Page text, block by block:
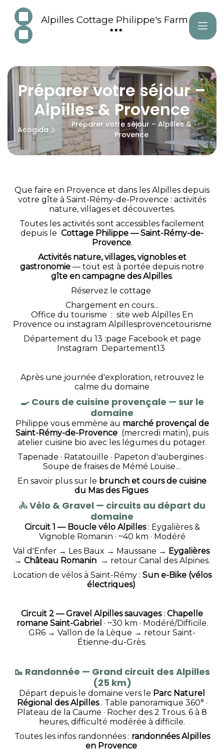
Alpilles Cottage Philippe's Farm
Préparer votre séjour –
Alpilles & Provence
Acogida
Préparer votre séjour – Alpilles &
Provence
Que faire en Provence et dans les Alpilles depuis
votre gîte à Saint-Rémy-de-Provence : activités
nature, villages et découvertes.
Toutes les activités sont accessibles facilement
depuis le Cottage Philippe — Saint-Rémy-de-
Provence.
Activités nature, villages, vignobles et
gastronomie — tout est à portée depuis notre
gîte en campagne des Alpilles.
Réservez le cottage
Chargement en cours...
Office du tourisme : site web Alpilles En
Provence ou instagram Alpillesprovencetourisme
Département du 13 :page Facebooket page
Instagram Departement13
Après une journée d'exploration, retrouvez le
calme du domaine
🍳 Cours de cuisine provençale — sur le
domaine
Philippe vous emmène au marché provençal de
Saint-Rémy-de-Provence (mercredi matin), puis
atelier cuisine bio avec les légumes du potager.
Tapenade · Ratatouille · Papeton d'aubergines ·
Soupe de fraises de Mémé Louise…
En savoir plus sur le brunch et cours de cuisine
du Mas des Figues
🚴Vélo & Gravel — circuits au départ du
domaine
Circuit 1 — Boucle vélo Alpilles: Eygalières &
Vignoble Romanin · ~40 km · Modéré
Val d'Enfer → Les Baux → Maussane → Eygalières
→ Château Romanin → retour Canal des Alpines.
Location de vélos à Saint-Rémy : Sun e-Bike (vélos
électriques)
Circuit 2 — Gravel Alpilles sauvages: Chapelle
romane Saint-Gabriel · ~30 km · Modéré/Difficile.
GR6 → Vallon de la Lèque → retour Saint-
Étienne-du-Grès.
🥾 Randonnée — Grand circuit des Alpilles
(25 km)
Départ depuis le domaine vers le Parc Naturel
Régional des Alpilles . Table panoramique 360° ·
Plateau de la Caume · Rocher des 2 Trous. 6 à 8
heures, difficulté modérée à difficile.
Toutes les infos randonnées : randonnées Alpilles
en Provence